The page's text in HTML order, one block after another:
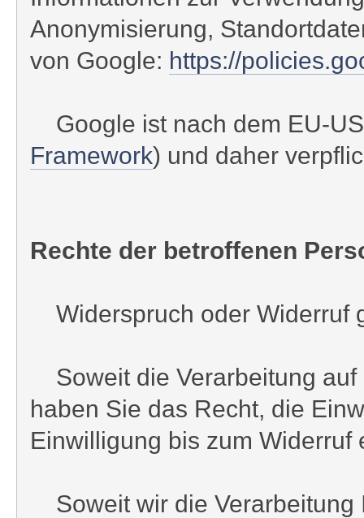
Anonymisierung,
von Google: https://
Google ist nach dem EU-
Framework) und daher
Rechte der betroffenen
Widerspruch oder Widerruf
Soweit die Verarbeitung auf
haben Sie das Recht, die
Einwilligung bis zum
Soweit wir die Verarbeitung